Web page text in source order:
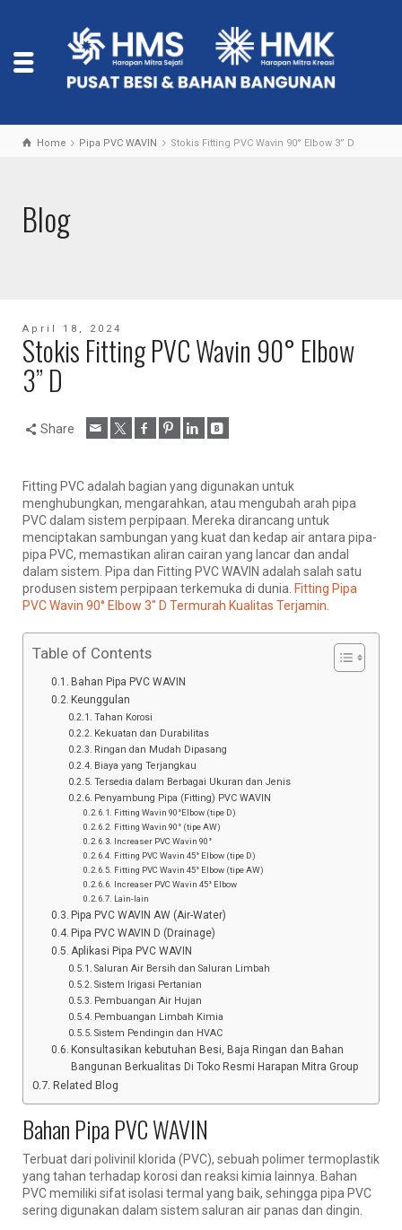
Home Pipa PVC WAVIN Stokis Fitting PVC Wavin 90° Elbow 3” D
Blog
April 18, 2024
Stokis Fitting PVC Wavin 90° Elbow
3” D
Share
Fitting PVC adalah bagian yang digunakan untuk
menghubungkan, mengarahkan, atau mengubah arah pipa
PVC dalam sistem perpipaan. Mereka dirancang untuk
menciptakan sambungan yang kuat dan kedap air antara pipa-
pipa PVC, memastikan aliran cairan yang lancar dan andal
dalam sistem. Pipa dan Fitting PVC WAVIN adalah salah satu
produsen sistem perpipaan terkemuka di dunia. Fitting Pipa
PVC Wavin 90° Elbow 3″ D Termurah Kualitas Terjamin
Table of Contents
Bahan Pipa PVC WAVIN
Keunggulan
Tahan Korosi
Kekuatan dan Durabilitas
Ringan dan Mudah Dipasang
Biaya yang Terjangkau
Tersedia dalam Berbagai Ukuran dan Jenis
Penyambung Pipa (Fitting) PVC WAVIN
Fitting Wavin 90°Elbow (tipe D)
Fitting Wavin 90° (tipe AW)
Increaser PVC Wavin 90°
Fitting PVC Wavin 45° Elbow (tipe D)
Fitting PVC Wavin 45° Elbow (tipe AW)
Increaser PVC Wavin 45° Elbow
Lain-lain
Pipa PVC WAVIN AW (Air-Water)
Pipa PVC WAVIN D (Drainage)
Aplikasi Pipa PVC WAVIN
Saluran Air Bersih dan Saluran Limbah
Sistem Irigasi Pertanian
Pembuangan Air Hujan
Pembuangan Limbah Kimia
Sistem Pendingin dan HVAC
Konsultasikan kebutuhan Besi, Baja Ringan dan Bahan
Bangunan Berkualitas Di Toko Resmi Harapan Mitra Group
Related Blog
Bahan Pipa PVC WAVIN
Terbuat dari polivinil klorida (PVC), sebuah polimer termoplastik
yang tahan terhadap korosi dan reaksi kimia lainnya. Bahan
PVC memiliki sifat isolasi termal yang baik, sehingga pipa PVC
sering digunakan dalam sistem saluran air panas dan dingin.